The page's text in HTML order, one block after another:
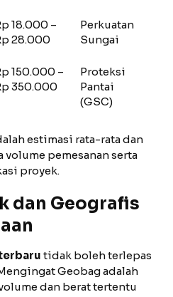
18.000 –
28.000
Perkuatan
Sungai
150.000 –
350.000
Proteksi
Pantai
(GSC)
estimasi rata-rata dan
pemesanan serta
proyek.
dan Geografis
tidak boleh terlepas
Geobag adalah
dan berat tertentu